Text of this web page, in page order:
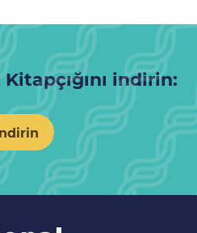
Kitapçığını indirin: